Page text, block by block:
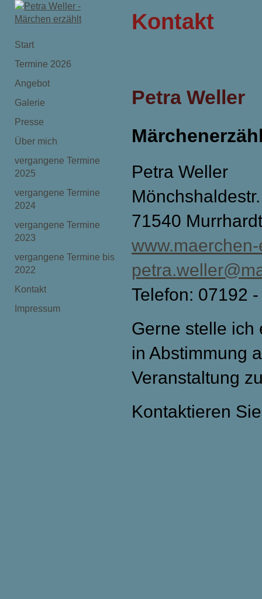
Start
Termine 2026
Angebot
Galerie
Presse
Über mich
vergangene Termine
2025
vergangene Termine
2024
vergangene Termine
2023
vergangene Termine bis
2022
Kontakt
Impressum
Kontakt
Petra Weller
Petra Weller
71540 Murrhardt
Telefon: 07192
Gerne stelle ich
in Abstimmung
Veranstaltung
Kontaktieren